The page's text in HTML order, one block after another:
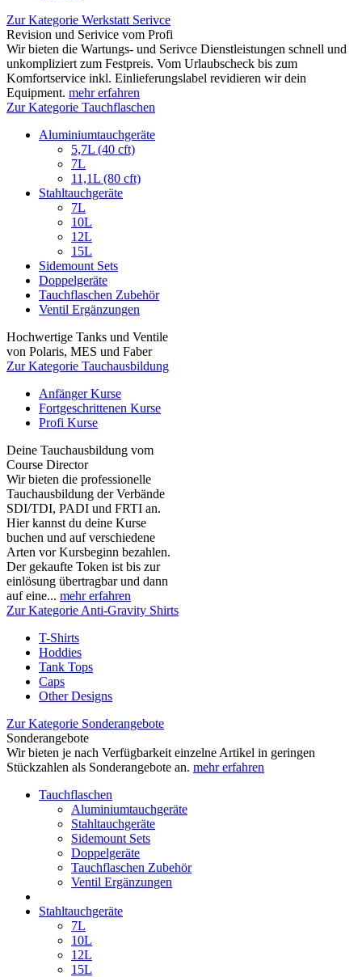
Zur Kategorie Werkstatt Serivce
Revision und Serivice vom Profi
Wir bieten die Wartungs- und Serivce Dienstleistungen schnell und
unkompliziert zum Festpreis. Vom Urlaubscheck bis zum
Komfortservice inkl. Einlieferungslabel revidieren wir dein
Equipment. mehr erfahren
Zur Kategorie Tauchflaschen
Aluminiumtauchgeräte
5,7L (40 cft)
7L
11,1L (80 cft)
Stahltauchgeräte
7L
10L
12L
15L
Sidemount Sets
Doppelgeräte
Tauchflaschen Zubehör
Ventil Ergänzungen
Hochwertige Tanks und Ventile
von Polaris, MES und Faber
Zur Kategorie Tauchausbildung
Anfänger Kurse
Fortgeschrittenen Kurse
Profi Kurse
Deine Tauchausbildung vom
Course Director
Wir bieten die professionelle
Tauchausbildung der Verbände
SDI/TDI, PADI und FRTI an.
Hier kannst du deine Kurse
buchen und auf verschiedene
Arten vor Kursbeginn bezahlen.
Der gekaufte Token ist bis zur
einlösung übertragbar und dann
auf eine... mehr erfahren
Zur Kategorie Anti-Gravity Shirts
T-Shirts
Hoddies
Tank Tops
Caps
Other Designs
Zur Kategorie Sonderangebote
Sonderangebote
Wir bieten je nach Verfügbarkeit einzelne Artikel in geringen
Stückzahlen als Sonderangebote an. mehr erfahren
Tauchflaschen
Aluminiumtauchgeräte
Stahltauchgeräte
Sidemount Sets
Doppelgeräte
Tauchflaschen Zubehör
Ventil Ergänzungen
Stahltauchgeräte
7L
10L
12L
15L